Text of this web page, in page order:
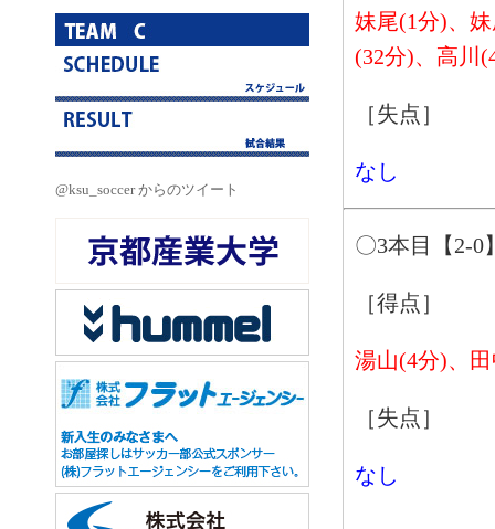
@ksu_soccer からのツイート
妹尾(1分)、
(32分)、高川
［失点］
なし
〇3本目【2-0
［得点］
湯山(4分)、
［失点］
なし